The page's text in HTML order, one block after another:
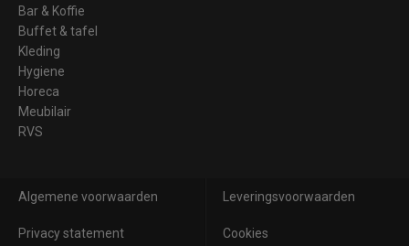
Bar & Koffie
Buffet & tafel
Kleding
Hygiene
Horeca
Meubilair
RVS
Algemene voorwaarden Leveringsvoorwaarden
Privacy statement Cookies